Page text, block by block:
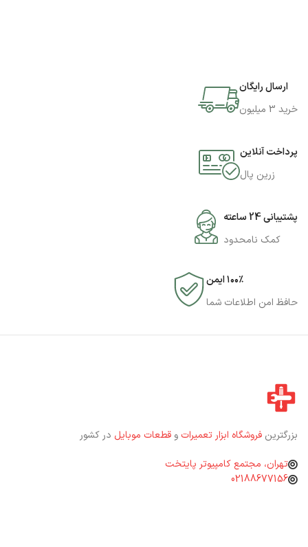
ارسال رایگان
خرید 3 میلیون
پرداخت آنلاین
زرین پال
پشتیبانی 24 ساعته
کمک نامحدود
۱۰۰٪ ایمن
حافظ امن اطلاعات شما
بزرگترین فروشگاه ابزار تعمیرات و قطعات موبایل در کشور
تهران، مجتمع کامپیوتر پایتخت
02188677156